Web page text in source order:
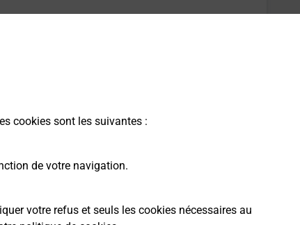
cookies sont les suivantes :
de votre navigation.
votre refus et seuls les cookies nécessaires au